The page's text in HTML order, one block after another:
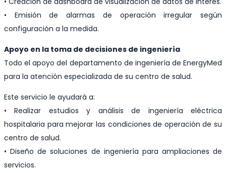
• Emisión de alarmas de operación irregular según
configuración a la medida.
Apoyo en la toma de decisiones de ingeniería
Todo el apoyo del departamento de ingeniería de EnergyMed
para la atención especializada de su centro de salud.
Este servicio le ayudará a:
• Realizar estudios y análisis de ingeniería eléctrica
hospitalaria para mejorar las condiciones de operación de su
centro de salud.
• Diseño de soluciones de ingeniería para ampliaciones de
servicios.